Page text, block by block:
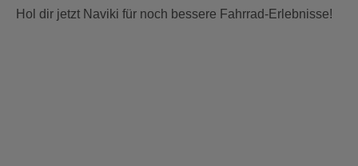
Hol dir jetzt Naviki für noch bessere Fahrrad-Erlebnisse!